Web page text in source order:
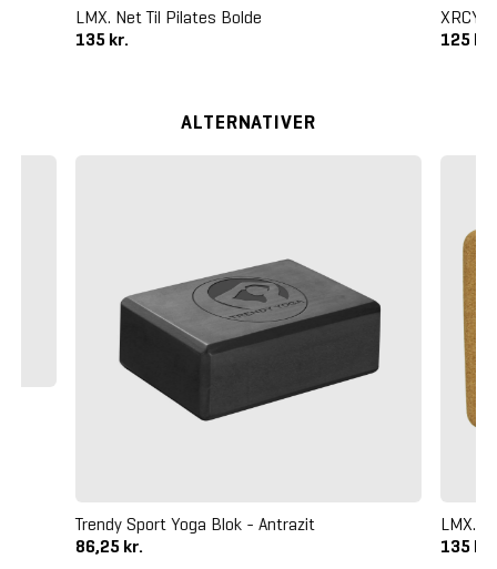
LMX. Net Til Pilates Bolde
135 kr.
125 kr.
ALTERNATIVER
Trendy Sport Yoga Blok - Antrazit
86,25 kr.
LMX.
135 kr.